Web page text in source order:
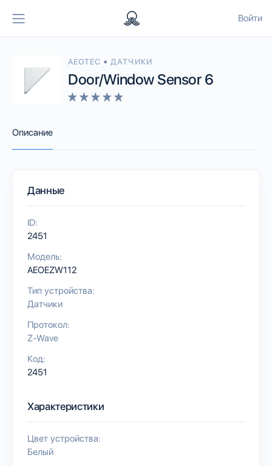
Войти
AEOTEC • ДАТЧИКИ
Door/Window Sensor 6
Описание
Данные
ID:
2451
Модель:
AEOEZW112
Тип устройства:
Датчики
Протокол:
Z-Wave
Код:
2451
Характеристики
Цвет устройства:
Белый